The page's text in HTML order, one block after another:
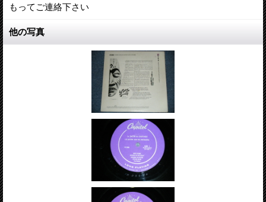
もってご連絡下さい
他の写真